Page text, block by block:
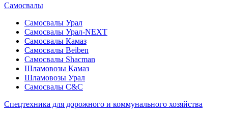
Самосвалы
Самосвалы Урал
Самосвалы Урал-NEXT
Самосвалы Камаз
Самосвалы Beiben
Самосвалы Shacman
Шламовозы Камаз
Шламовозы Урал
Самосвалы C&C
Спецтехника для дорожного и коммунального хозяйства